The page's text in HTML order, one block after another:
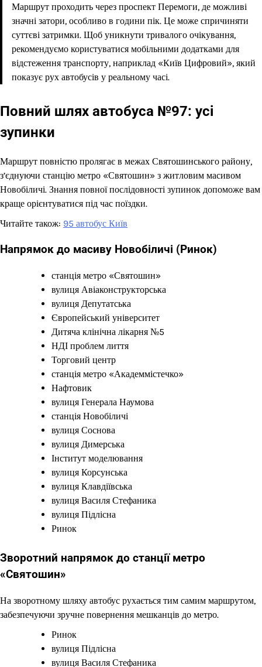
Маршрут проходить через проспект Перемоги, де можливі
значні затори, особливо в години пік. Це може спричиняти
суттєві затримки. Щоб уникнути тривалого очікування,
рекомендуємо користуватися мобільними додатками для
відстеження транспорту, наприклад «Київ Цифровий», який
показує рух автобусів у реальному часі.
Повний шлях автобуса №97: усі
зупинки
Маршрут повністю пролягає в межах Святошинського району,
з’єднуючи станцію метро «Святошин» з житловим масивом
Новобіличі. Знання повної послідовності зупинок допоможе вам
краще орієнтуватися під час поїздки.
Читайте також: 95 автобус Київ
Напрямок до масиву Новобіличі (Ринок)
станція метро «Святошин»
вулиця Авіаконструкторська
вулиця Депутатська
Європейський університет
Дитяча клінічна лікарня №5
НДІ проблем лиття
Торговий центр
станція метро «Академмістечко»
Нафтовик
вулиця Генерала Наумова
станція Новобіличі
вулиця Соснова
вулиця Димерська
Інститут моделювання
вулиця Корсунська
вулиця Клавдіївська
вулиця Василя Стефаника
вулиця Підлісна
Ринок
Зворотний напрямок до станції метро
«Святошин»
На зворотному шляху автобус рухається тим самим маршрутом,
забезпечуючи зручне повернення мешканців до метро.
Ринок
вулиця Підлісна
вулиця Василя Стефаника